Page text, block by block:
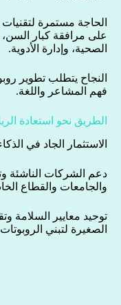
الحاجة مستمرة لتقنيات
على مرافقة كبار السن،
الصحية، وإدارة الأدوية.
النجاح يتطلب تطوير
فهم المشاعر واللغة.
الطريق نحو استعادة
الاستثمار الجاد في
دعم الشركات الناشئة
والجامعات والقطاع
توحيد معايير السلامة
الصغيرة لتبني